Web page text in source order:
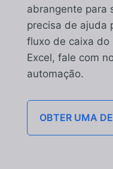
abrangente para
precisa de ajuda
fluxo de caixa do
Excel, fale com
automação.
OBTER UMA